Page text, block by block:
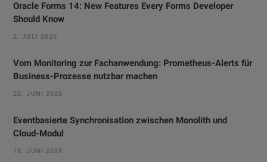
Oracle Forms 14: New Features Every Forms Developer
Should Know
2. JULI 2026
Vom Monitoring zur Fachanwendung: Prometheus-Alerts für
Business-Prozesse nutzbar machen
22. JUNI 2026
Eventbasierte Synchronisation zwischen Monolith und
Cloud-Modul
18. JUNI 2026